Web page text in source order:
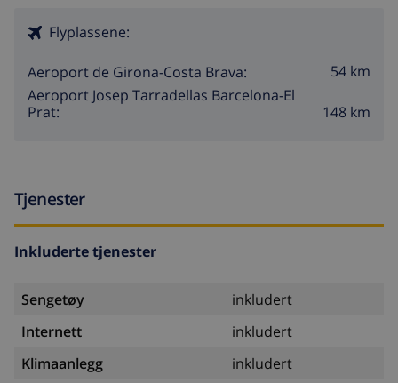
Flyplassene:
Aeroport de Girona-Costa Brava:
54 km
Aeroport Josep Tarradellas Barcelona-El
Prat:
148 km
Tjenester
Inkluderte tjenester
Sengetøy
inkludert
Internett
inkludert
Klimaanlegg
inkludert